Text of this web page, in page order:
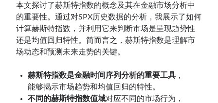
本文探讨了赫斯特指数的概念及其在金融市场分析中
的重要性。通过对SPX历史数据的分析，我展示了如何
计算赫斯特指数，并利用它来判断市场是呈现趋势性
还是均值回归特性。简而言之，赫斯特指数是理解市
场动态和预测未来走势的关键。
赫斯特指数是金融时间序列分析的重要工具 ，
能够揭示市场趋势和均值回归的特性。
不同的赫斯特指数值域对应不同的市场行为，